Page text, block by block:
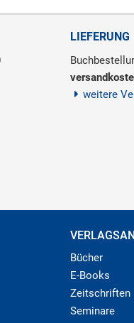
LIEFERUNG
weitere
Bücher
E-Books
Zeitschriften
Seminare